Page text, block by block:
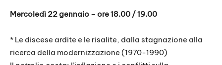
Mercoledì 22 gennaio – ore 18.00 / 19.00
* Le discese ardite e le risalite, dalla stagnazione alla
ricerca della modernizzazione (1970-1990)